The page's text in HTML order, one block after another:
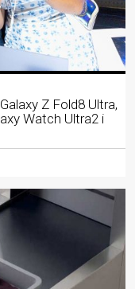
Z Fold8 Ultra,
Watch Ultra2 i